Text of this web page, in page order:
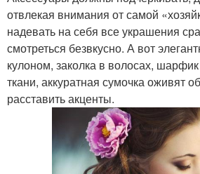
отвлекая внимания от самой
надевать на себя все украшения
смотреться безвкусно. А вот
кулоном, заколка в волосах,
ткани, аккуратная сумочка оживят
расставить акценты.